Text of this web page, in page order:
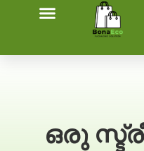
ഒരു